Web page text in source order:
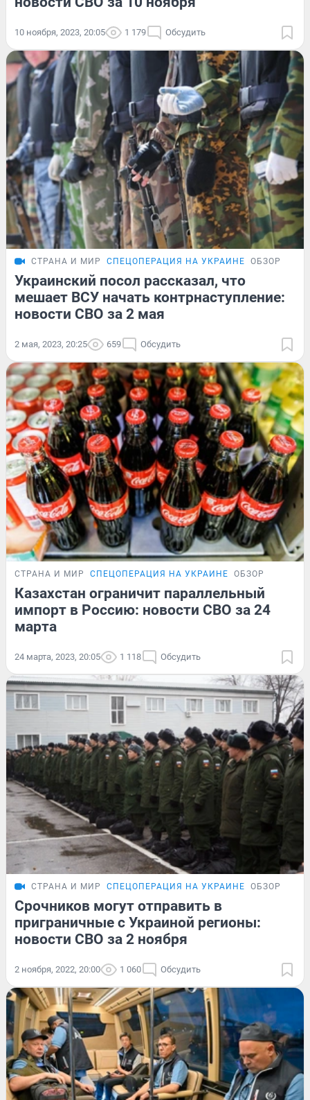
10 ноября, 2023, 20:05 1 179 Обсудить
СТРАНА И МИР СПЕЦОПЕРАЦИЯ НА УКРАИНЕ ОБЗОР
Украинский посол рассказал, что
мешает ВСУ начать контрнаступление:
новости СВО за 2 мая
2 мая, 2023, 20:25 659 Обсудить
СТРАНА И МИР СПЕЦОПЕРАЦИЯ НА УКРАИНЕ ОБЗОР
Казахстан ограничит параллельный
импорт в Россию: новости СВО за 24
марта
24 марта, 2023, 20:05 1 118 Обсудить
СТРАНА И МИР СПЕЦОПЕРАЦИЯ НА УКРАИНЕ ОБЗОР
Срочников могут отправить в
приграничные с Украиной регионы:
новости СВО за 2 ноября
2 ноября, 2022, 20:00 1 060 Обсудить